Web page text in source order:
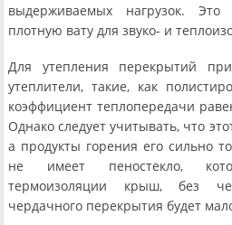
выдерживаемых нагрузок. Это
плотную вату для звуко- и
Для утепления перекрытий
утеплители, такие, как
коэффициент теплопередачи
Однако следует учитывать, что
а продукты горения его сильно
не имеет пеностекло,
термоизоляции крыш, без
чердачного перекрытия будет